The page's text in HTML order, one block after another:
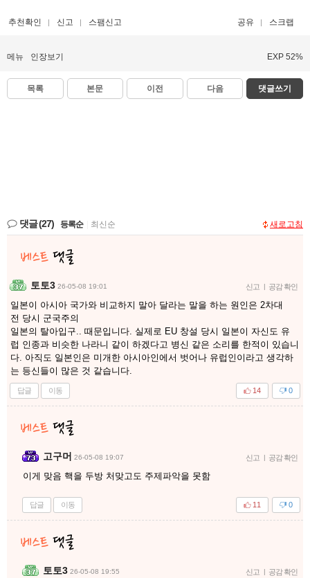
추천확인 신고 스팸신고 공유 스크랩
메뉴 인장보기 EXP 52%
목록 본문 이전 다음 댓글쓰기
댓글(27) 등록순 최신순 새로고침
토토3 26-05-08 19:01 신고 | 공감 확인
일본이 아시아 국가와 비교하지 말아 달라는 말을 하는 원인은 2차대
전 당시 군국주의
일본의 탈아입구.. 때문입니다. 실제로 EU 창설 당시 일본이 자신도 유
럽 인종과 비슷한 나라니 같이 하겠다고 병신 같은 소리를 한적이 있습니
다. 아직도 일본인은 미개한 아시아인에서 벗어나 유럽인이라고 생각하
는 등신들이 많은 것 같습니다.
답글 이동 0
14
고구머 26-05-08 19:07 신고 | 공감 확인
이게 맞음 핵을 두방 처맞고도 주제파악을 못함
답글 이동 0
11
토토3 26-05-08 19:55 신고 | 공감 확인